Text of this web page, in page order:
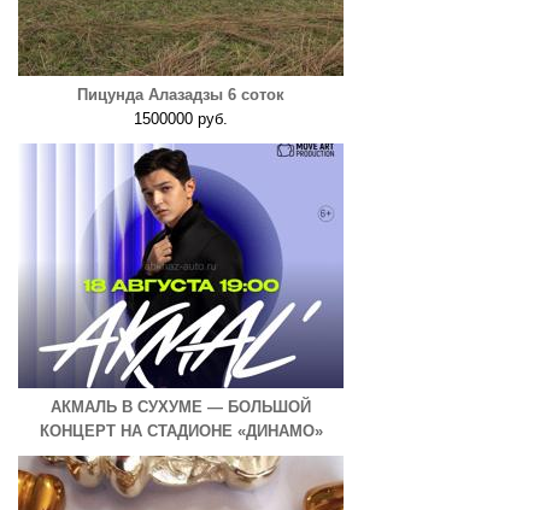
Пицунда Алазадзы 6 соток
1500000 руб.
АКМАЛЬ В СУХУМЕ — БОЛЬШОЙ
КОНЦЕРТ НА СТАДИОНЕ «ДИНАМО»